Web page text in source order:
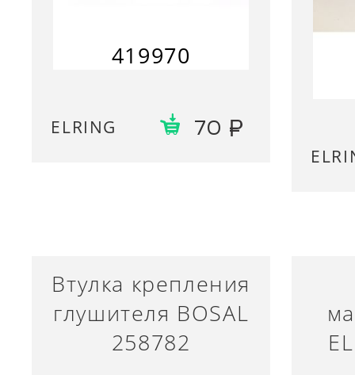
419970
ELRING 70
Втулка крепления
глушителя BOSAL
258782